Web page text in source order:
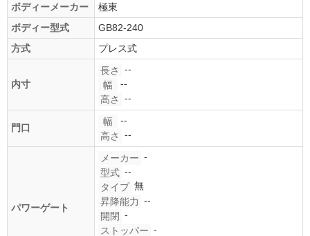
ボディーメーカー
極東
ボディー型式
GB82-240
方式
プレス式
内寸
長さ
--
幅
--
高さ
--
門口
幅
--
高さ
--
パワーゲート
メーカー -
型式 --
タイプ 無
昇降能力 --
開閉 -
ストッパー -